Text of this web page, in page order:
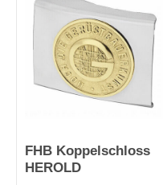
FHB Koppelschloss
HEROLD